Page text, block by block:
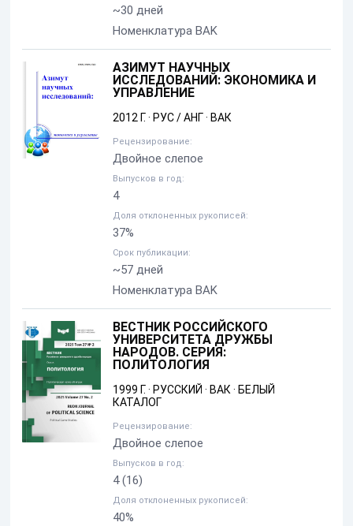
~30 дней
Номенклатура BAK
АЗИМУТ НАУЧНЫХ
ИССЛЕДОВАНИЙ: ЭКОНОМИКА И
УПРАВЛЕНИЕ
2012 Г.· РУС / АНГ· ВАК
Рецензирование:
Двойное слепое
Выпусков в год:
4
Доля отклоненных рукописей:
37%
Срок публикации:
~57 дней
Номенклатура BAK
ВЕСТНИК РОССИЙСКОГО
УНИВЕРСИТЕТА ДРУЖБЫ
НАРОДОВ. СЕРИЯ:
ПОЛИТОЛОГИЯ
1999 Г.· РУССКИЙ · ВАК· БЕЛЫЙ
КАТАЛОГ
Рецензирование:
Двойное слепое
Выпусков в год:
4(16)
Доля отклоненных рукописей:
40%